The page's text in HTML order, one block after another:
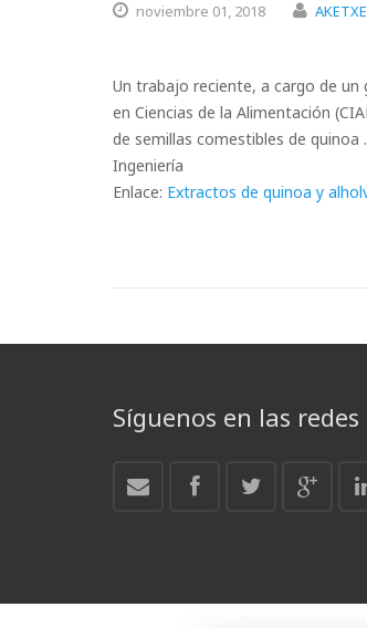
noviembre 01, 2018
Un trabajo reciente, a cargo de
en Ciencias de la Alimentación
de semillas comestibles de quinoa
Ingeniería
Enlace: Extractos de quinoa y
Síguenos en las redes